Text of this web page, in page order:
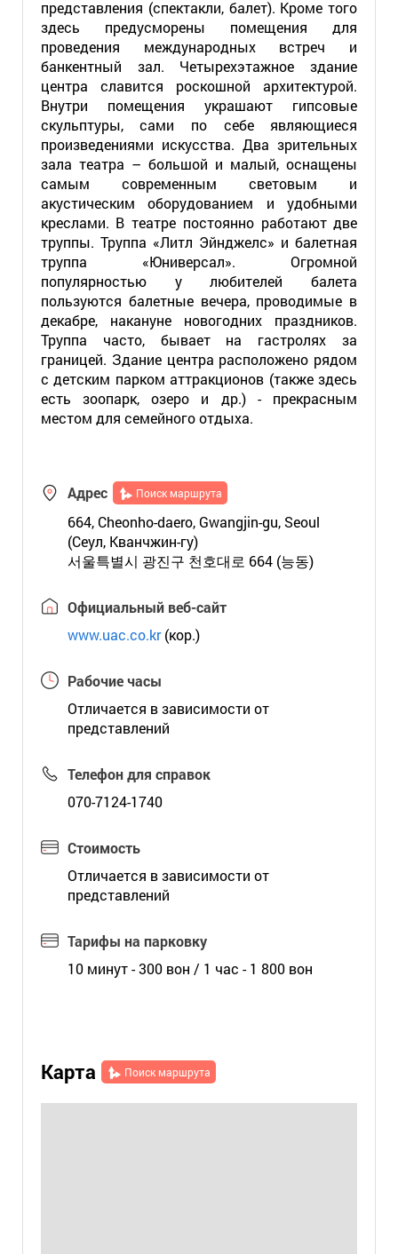
представления (спектакли, балет). Кроме того
здесь предусморены помещения для
проведения международных встреч и
банкентный зал. Четырехэтажное здание
центра славится роскошной архитектурой.
Внутри помещения украшают гипсовые
скульптуры, сами по себе являющиеся
произведениями искусства. Два зрительных
зала театра – большой и малый, оснащены
самым современным световым и
акустическим оборудованием и удобными
креслами. В театре постоянно работают две
труппы. Труппа «Литл Эйнджелс» и балетная
труппа «Юниверсал». Огромной
популярностью у любителей балета
пользуются балетные вечера, проводимые в
декабре, накануне новогодних праздников.
Труппа часто, бывает на гастролях за
границей. Здание центра расположено рядом
с детским парком аттракционов (также здесь
есть зоопарк, озеро и др.) - прекрасным
местом для семейного отдыха.
Адрес Поиск маршрута
664, Cheonho-daero, Gwangjin-gu, Seoul
(Сеул, Кванчжин-гу)
서울특별시 광진구 천호대로 664 (능동)
Официальный веб-сайт
www.uac.co.kr(кор.)
Рабочие часы
Отличается в зависимости от
представлений
Телефон для справок
070-7124-1740
Стоимость
Отличается в зависимости от
представлений
Тарифы на парковку
10 минут - 300 вон / 1 час - 1 800 вон
Карта Поиск маршрута